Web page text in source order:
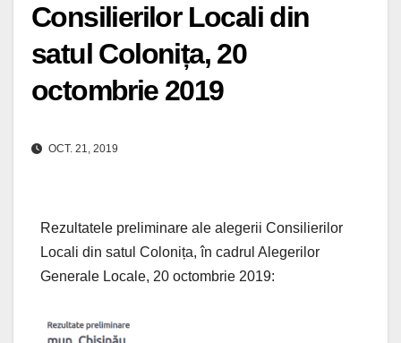
Consilierilor Locali din
satul Colonița, 20
octombrie 2019
OCT. 21, 2019
Rezultatele preliminare ale alegerii Consilierilor
Locali din satul Colonița, în cadrul Alegerilor
Generale Locale, 20 octombrie 2019: